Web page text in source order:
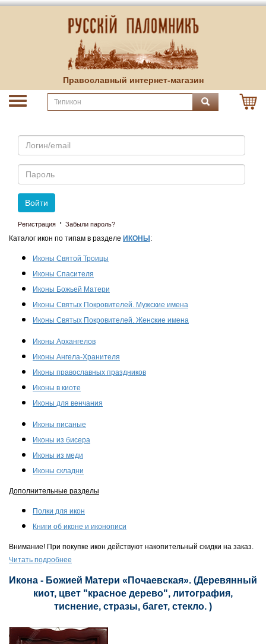
Православный интернет-магазин
Email
Пароль
Войти
Регистрация · Забыли пароль?
Каталог икон по типам в разделе ИКОНЫ :
Иконы Святой Троицы
Иконы Спасителя
Иконы Божьей Матери
Иконы Святых Покровителей. Мужские имена
Иконы Святых Покровителей. Женские имена
Иконы Архангелов
Иконы Ангела-Хранителя
Иконы православных праздников
Иконы в киоте
Иконы для венчания
Иконы писаные
Иконы из бисера
Иконы из меди
Иконы складни
Дополнительные разделы
Полки для икон
Книги об иконе и иконописи
Внимание! При покупке икон действуют накопительный скидки на заказ.
Читать подробнее
Икона - Божией Матери «Почаевская». (Деревянный
киот, цвет "красное дерево", литография,
тиснение, стразы, багет, стекло. )